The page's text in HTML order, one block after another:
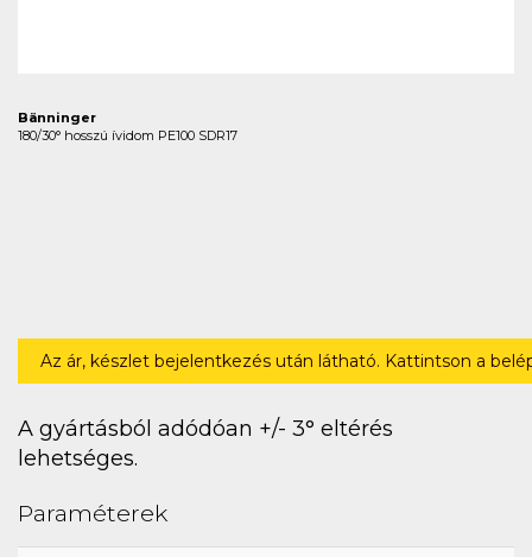
Bänninger
180/30° hosszú ívidom PE100 SDR17
Az ár, készlet bejelentkezés után látható. Kattintson a
A gyártásból adódóan +/- 3° eltérés
lehetséges.
Paraméterek